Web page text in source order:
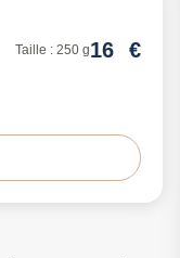
Taille : 250 g16 €